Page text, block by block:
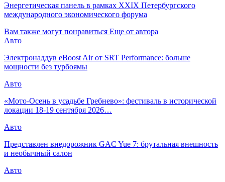
Энергетическая панель в рамках XXIX Петербургского
международного экономического форума
Вам также могут понравиться Еще от автора
Авто
Электронаддув eBoost Air от SRT Performance: больше
мощности без турбоямы
Авто
«Мото-Осень в усадьбе Гребнево»: фестиваль в исторической
локации 18-19 сентября 2026…
Авто
Представлен внедорожник GAC Yue 7: брутальная внешность
и необычный салон
Авто